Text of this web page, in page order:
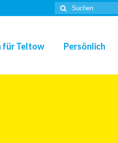
Suche
nach:
für Teltow Persönlich